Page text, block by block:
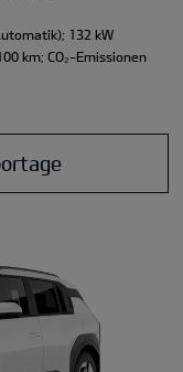
132 kW
km; CO₂-Emissionen